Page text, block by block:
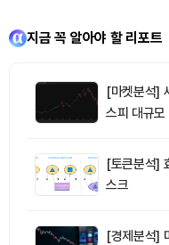
지금 꼭 알아야 할 리포트
[마켓분석]
스피 대규모
[토큰분석]
스크
[경제분석]